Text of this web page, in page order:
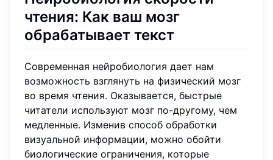
чтения: Как ваш мозг
обрабатывает текст
Современная нейробиология дает нам
возможность взглянуть на физический мозг
во время чтения. Оказывается, быстрые
читатели используют мозг по-другому, чем
медленные. Изменив способ обработки
визуальной информации, можно обойти
биологические ограничения, которые